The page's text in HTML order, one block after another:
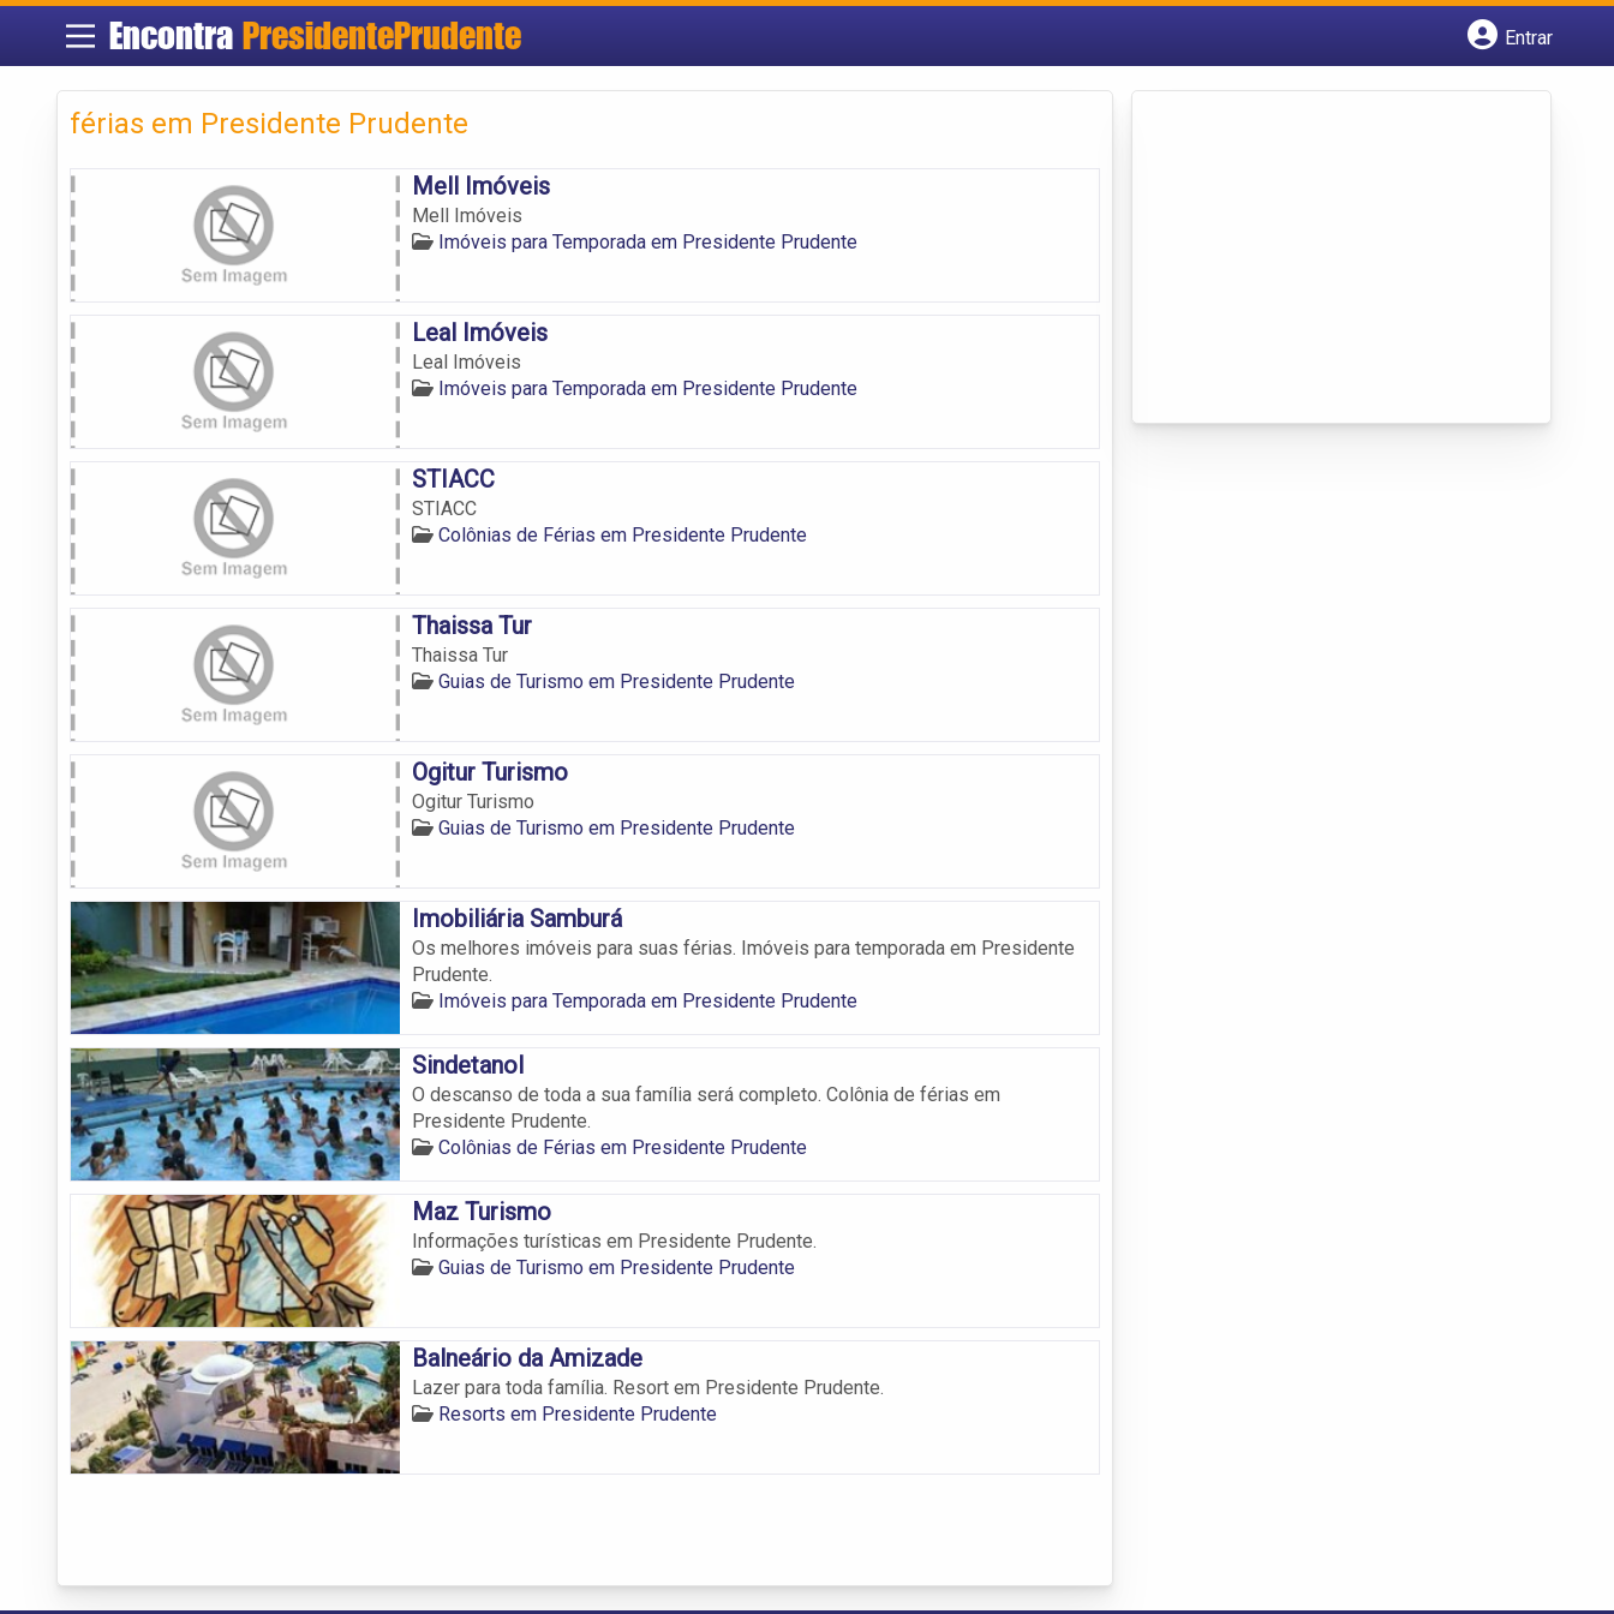
Encontra PresidentePrudente
Entrar
férias em Presidente Prudente
Mell Imóveis
Mell Imóveis
Imóveis para Temporada em Presidente Prudente
Leal Imóveis
Leal Imóveis
Imóveis para Temporada em Presidente Prudente
STIACC
STIACC
Colônias de Férias em Presidente Prudente
Thaissa Tur
Thaissa Tur
Guias de Turismo em Presidente Prudente
Ogitur Turismo
Ogitur Turismo
Guias de Turismo em Presidente Prudente
Imobiliária Samburá
Os melhores imóveis para suas férias. Imóveis para temporada em Presidente
Prudente.
Imóveis para Temporada em Presidente Prudente
Sindetanol
O descanso de toda a sua família será completo. Colônia de férias em
Presidente Prudente.
Colônias de Férias em Presidente Prudente
Maz Turismo
Informações turísticas em Presidente Prudente.
Guias de Turismo em Presidente Prudente
Balneário da Amizade
Lazer para toda família. Resort em Presidente Prudente.
Resorts em Presidente Prudente